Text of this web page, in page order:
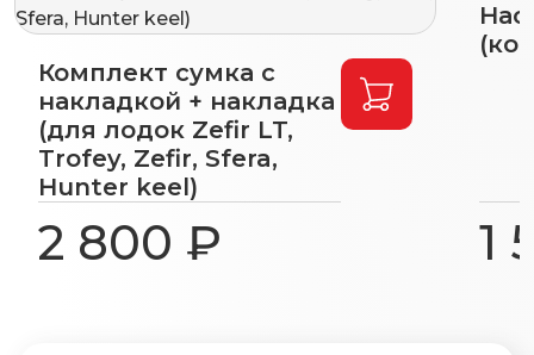
Комплект сумка с
накладкой + накладка
(для лодок Zefir LT,
Trofey, Zefir, Sfera,
Hunter keel)
2 800 ₽ 1